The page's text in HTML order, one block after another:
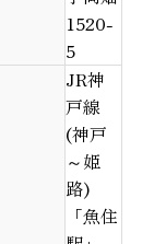
1520-
5
JR神
戸線
(神戸
～姫
路)
「魚住